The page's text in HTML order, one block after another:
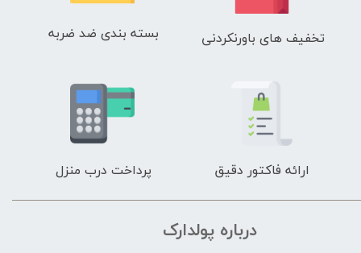
تخفیف های باورنکردنی بسته بندی ضد ضربه
ارائه فاکتور دقیق پرداخت درب منزل
درباره پولدارک